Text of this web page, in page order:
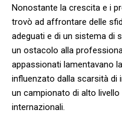
Nonostante la crescita e i
trovò ‌ad affrontare delle
‍adeguati‍ e di un sistema di
un ostacolo alla
appassionati lamentavano
influenzato dalla scarsità di
un campionato di alto
internazionali.